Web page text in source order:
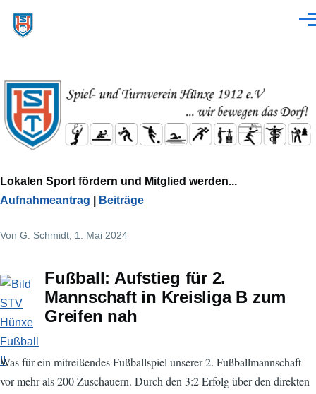
Lokalen Sport fördern und Mitglied werden...
Aufnahmeantrag
Beiträge
Von G. Schmidt , 1. Mai 2024
Fußball: Aufstieg für 2.
Mannschaft in Kreisliga B zum
Greifen nah
Was für ein mitreißendes Fußballspiel unserer 2. Fußballmannschaft
vor mehr als 200 Zuschauern. Durch den 3:2 Erfolg über den direkten